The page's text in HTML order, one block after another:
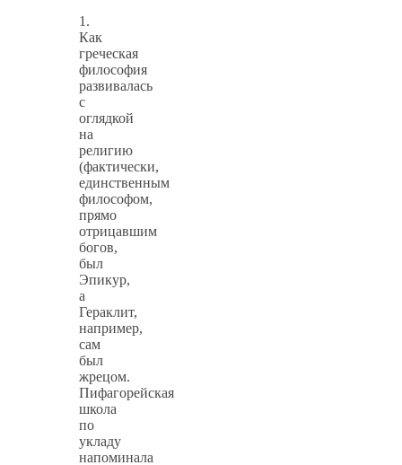
1.
Как
греческая
философия
развивалась
с
оглядкой
на
религию
(фактически,
единственным
философом,
прямо
отрицавшим
богов,
был
Эпикур,
а
Гераклит,
например,
сам
был
жрецом.
Пифагорейская
школа
по
укладу
напоминала